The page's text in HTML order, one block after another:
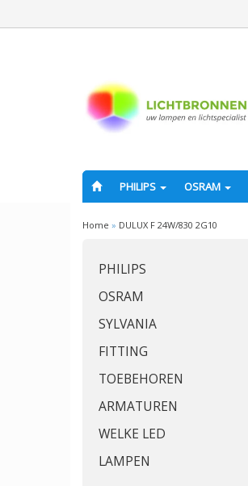
PHILIPS OSRAM
Home » DULUX F 24W/830 2G10
PHILIPS
OSRAM
SYLVANIA
FITTING
TOEBEHOREN
ARMATUREN
WELKE LED
LAMPEN